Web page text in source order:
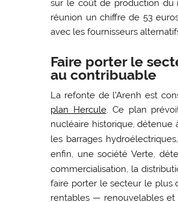
sur le coût de production du
réunion un chiffre de 53
avec les fournisseurs
Faire porter le
au contribuable
La refonte de l’Arenh est
plan Hercule. Ce plan
nucléaire historique, détenue
les barrages
enfin, une société Verte,
commercialisation, la
faire porter le secteur le plus
rentables — renouvelables et